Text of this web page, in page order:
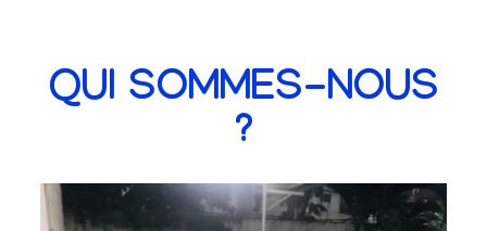
QUI SOMMES-NOUS
?